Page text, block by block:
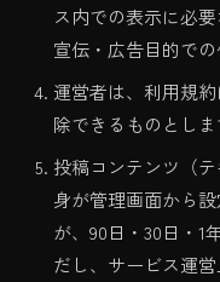
ス内での表示に必
宣伝・広告目的での
運営者は、利用規
除できるものとしま
投稿コンテンツ（
身が管理画面から
が、90日・30日・1
だし、サービス運